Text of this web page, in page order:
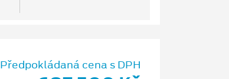
Předpokládaná cena s DPH